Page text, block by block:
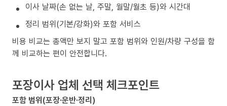
이사 날짜(손 없는 날, 주말, 월말/월초 등)와 시간대
정리 범위(기본/강화)와 포함 서비스
비용 비교는 총액만 보지 말고 포함 범위와 인원/차량 구성을 함
께 비교하는 편이 안전합니다.
포장이사 업체 선택 체크포인트
포함 범위(포장·운반·정리)